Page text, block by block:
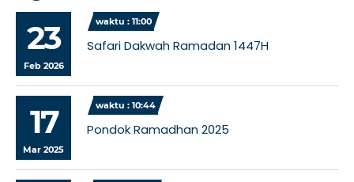
23
Feb 2026
waktu : 11:00
Safari Dakwah Ramadan 1447H
17
Mar 2025
waktu : 10:44
Pondok Ramadhan 2025